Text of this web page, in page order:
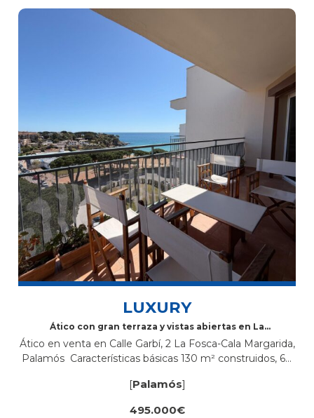
LUXURY
Ático con gran terraza y vistas abiertas en La
Ático en venta en Calle Garbí, 2 La Fosca-Cala Margarida,
Palamós Características básicas 130 m² construidos, 60
Segunda mano/buen estado...
[Palamós]
495.000€